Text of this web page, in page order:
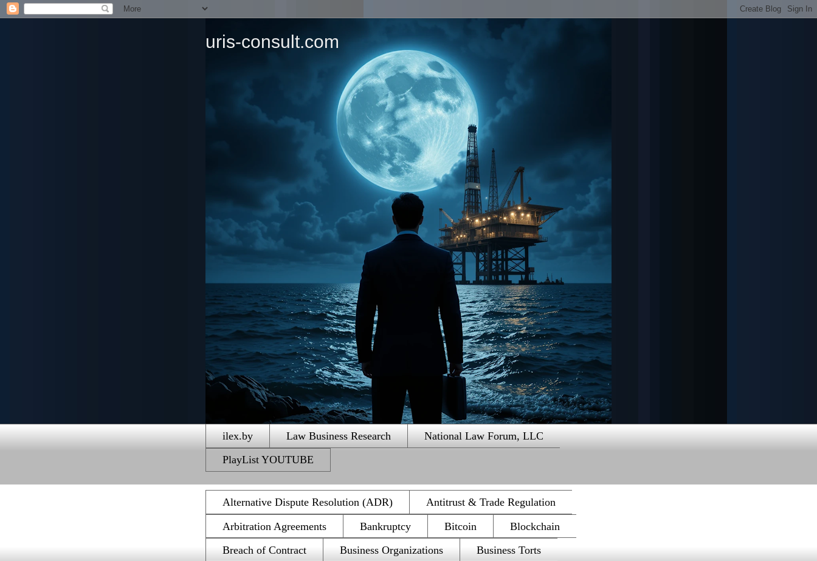
uris-consult.com
ilex.by Law Business Research
National Law Forum, LLC
PlayList YOUTUBE
Alternative Dispute Resolution (ADR)
Antitrust & Trade Regulation
Arbitration Agreements
Bankruptcy Bitcoin
Blockchain
Breach of Contract
Business Organizations
Business Torts